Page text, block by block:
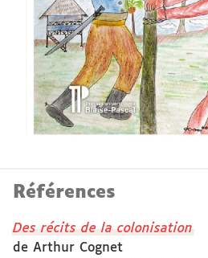
Références
Des récits de la colonisation
de Arthur Cognet